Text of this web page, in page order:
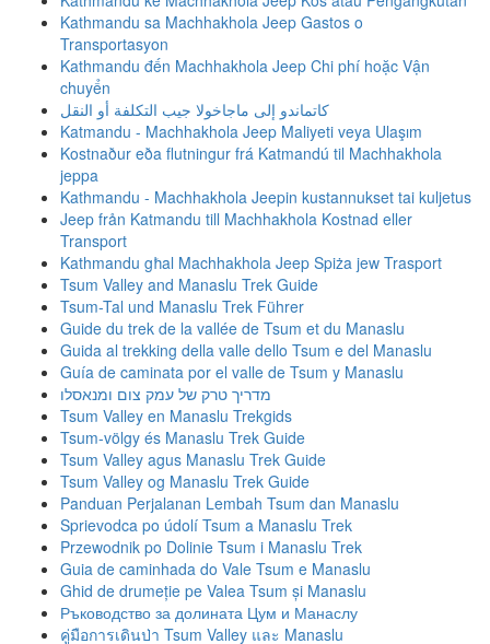
Kathmandu sa Machhakhola Jeep Gastos o
Transportasyon
Kathmandu đến Machhakhola Jeep Chi phí hoặc Vận
chuyển
كاتماندو إلى ماجاخولا جيب التكلفة أو النقل
Katmandu - Machhakhola Jeep Maliyeti veya Ulaşım
Kostnaður eða flutningur frá Katmandú til Machhakhola
jeppa
Kathmandu - Machhakhola Jeepin kustannukset tai kuljetus
Jeep från Katmandu till Machhakhola Kostnad eller
Transport
Kathmandu għal Machhakhola Jeep Spiża jew Trasport
Tsum Valley and Manaslu Trek Guide
Tsum-Tal und Manaslu Trek Führer
Guide du trek de la vallée de Tsum et du Manaslu
Guida al trekking della valle dello Tsum e del Manaslu
Guía de caminata por el valle de Tsum y Manaslu
מדריך טרק של עמק צום ומנאסלו
Tsum Valley en Manaslu Trekgids
Tsum-völgy és Manaslu Trek Guide
Tsum Valley agus Manaslu Trek Guide
Tsum Valley og Manaslu Trek Guide
Panduan Perjalanan Lembah Tsum dan Manaslu
Sprievodca po údolí Tsum a Manaslu Trek
Przewodnik po Dolinie Tsum i Manaslu Trek
Guia de caminhada do Vale Tsum e Manaslu
Ghid de drumeție pe Valea Tsum și Manaslu
Ръководство за долината Цум и Манаслу
คู่มือการเดินป่า Tsum Valley และ Manaslu